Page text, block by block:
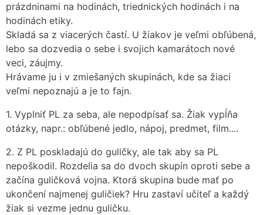
prázdninami na hodinách, triednických hodinách i na
hodinách etiky.
Skladá sa z viacerých častí. U žiakov je veľmi obľúbená,
lebo sa dozvedia o sebe i svojich kamarátoch nové
veci, záujmy.
Hrávame ju i v zmiešaných skupinách, kde sa žiaci
veľmi nepoznajú a je to fajn.
1. Vyplniť PL za seba, ale nepodpísať sa. Žiak vypĺňa
otázky, napr.: obľúbené jedlo, nápoj, predmet, film....
2. Z PL poskladajú do guličky, ale tak aby sa PL
nepoškodil. Rozdelia sa do dvoch skupín oproti sebe a
začína guličková vojna. Ktorá skupina bude mať po
ukončení najmenej guličiek? Hru zastaví učiteľ a každý
žiak si vezme jednu guličku.